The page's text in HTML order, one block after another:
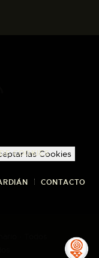
COOKIES
CONTACTO
· Todos
las Cookies